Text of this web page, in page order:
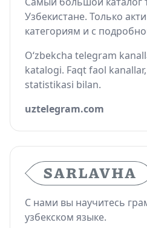
Узбекистане. Только
категориям и с
O‘zbekcha telegram
katalogi. Faqt faol
statistikasi bilan.
uztelegram.com
С нами вы научитесь
узбекском языке.